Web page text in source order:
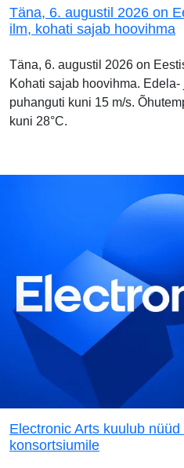
Täna, 6. augustil 2026 on
ilm, kohati sajab hoovihma
Täna, 6. augustil 2026 on
Kohati sajab hoovihma.
puhanguti kuni 15 m/s.
kuni 28°C.
Electronic Arts kuulub
konsortsiumile